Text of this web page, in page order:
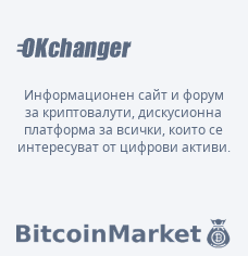
Информационен сайт и форум
за криптовалути, дискусионна
платформа за всички, които се
интересуват от цифрови активи.